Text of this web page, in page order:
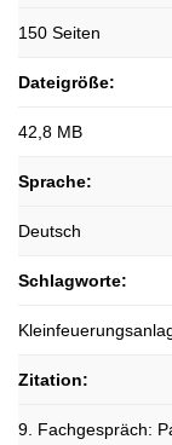
150 Seiten
Dateigröße:
42,8 MB
Sprache:
Deutsch
Schlagworte:
Zitation:
9. Fachgespräch: